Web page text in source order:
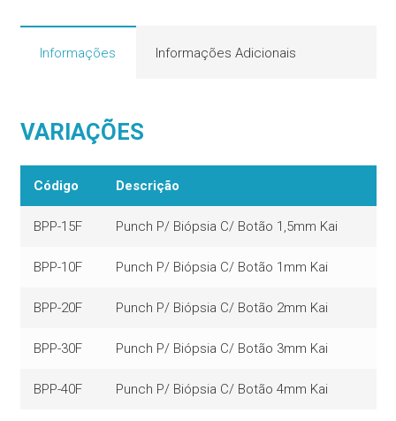
quantidade
Informações Informações Adicionais
VARIAÇÕES
Código Descrição
BPP-15F Punch P/ Biópsia C/ Botão 1,5mm Kai
BPP-10F Punch P/ Biópsia C/ Botão 1mm Kai
BPP-20F Punch P/ Biópsia C/ Botão 2mm Kai
BPP-30F Punch P/ Biópsia C/ Botão 3mm Kai
BPP-40F Punch P/ Biópsia C/ Botão 4mm Kai